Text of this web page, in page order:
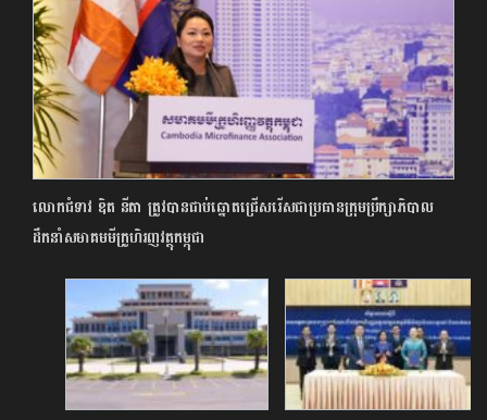
លោកជំទាវ ឌិត នីតា ត្រូវបានជាប់ឆ្នោតជ្រើសរើសជាប្រធានក្រុមប្រឹក្សាភិបាល
ដឹកនាំសមាគមមីក្រូហិរញវត្ថុកម្ពុជា